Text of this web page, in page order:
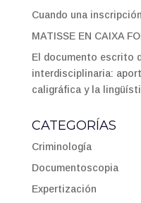
Cuando una
MATISSE EN CAIXA
El documento escrito
interdisciplinaria:
caligráfica y la
CATEGORÍAS
Criminología
Documentoscopia
Expertización